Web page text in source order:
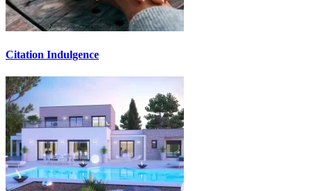
Citation Indulgence